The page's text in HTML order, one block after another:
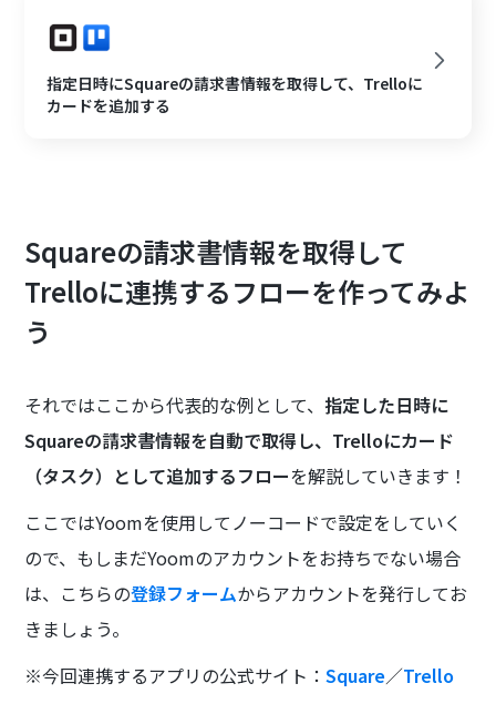
指定日時にSquareの請求書情報を取得して、Trelloに
カードを追加する
Squareの請求書情報を取得して
Trelloに連携するフローを作ってみよ
う
それではここから代表的な例として、指定した日時に
Squareの請求書情報を自動で取得し、Trelloにカード
（タスク）として追加するフローを解説していきます！
ここではYoomを使用してノーコードで設定をしていく
ので、もしまだYoomのアカウントをお持ちでない場合
は、こちらの登録フォームからアカウントを発行してお
きましょう。
※今回連携するアプリの公式サイト：Square／Trello